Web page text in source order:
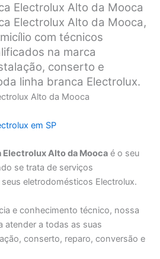
Electrolux Alto da Mooca
Electrolux Alto da Mooca,
com técnicos
na marca
conserto e
linha branca Electrolux.
Alto da Mooca
em SP
Alto da Mooca é o seu
se trata de serviços
eletrodomésticos Electrolux.
e conhecimento técnico, nossa
atender a todas as suas
conserto, reparo, conversão e